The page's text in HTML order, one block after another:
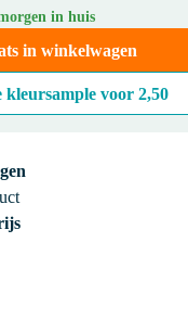
in huis
in winkelwagen
kleursample voor2,50